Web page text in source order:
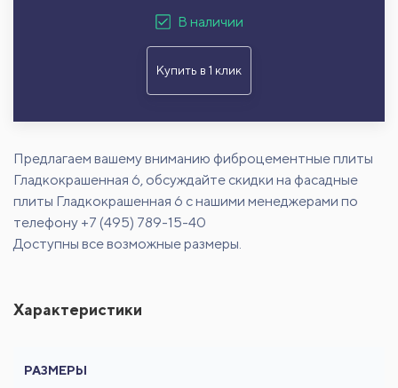
В наличии
Купить в 1 клик
Предлагаем вашему вниманию фиброцементные плиты
Гладкокрашенная 6, обсуждайте скидки на фасадные
плиты Гладкокрашенная 6 с нашими менеджерами по
телефону +7 (495) 789-15-40
Доступны все возможные размеры.
Характеристики
РАЗМЕРЫ